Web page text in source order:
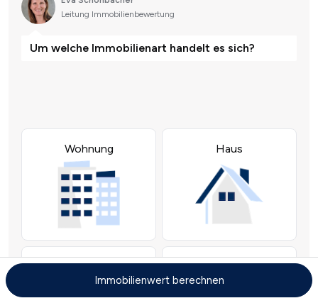
Immobilienwert berechnen